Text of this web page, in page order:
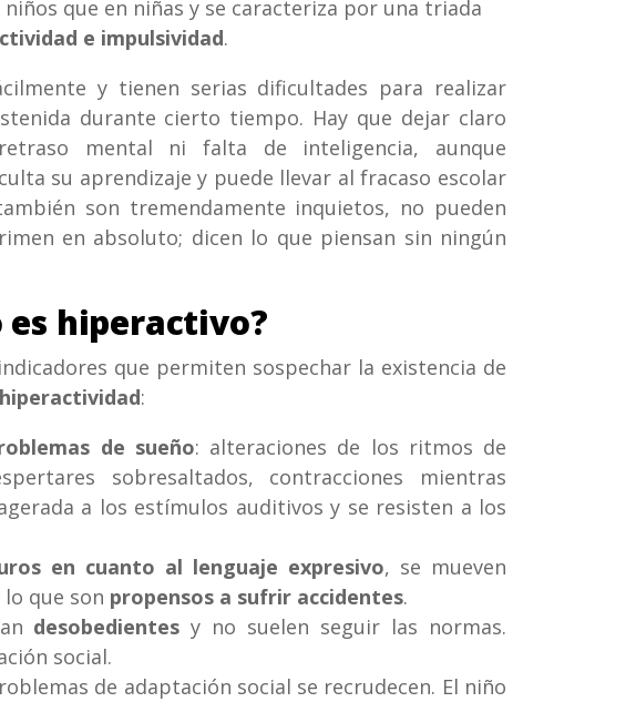
que en niñas y se caracteriza por una triada
e impulsividad.
y tienen serias dificultades para realizar
durante cierto tiempo. Hay que dejar claro
mental ni falta de inteligencia, aunque
su aprendizaje y puede llevar al fracaso escolar
son tremendamente inquietos, no pueden
en absoluto; dicen lo que piensan sin ningún
es hiperactivo?
que permiten sospechar la existencia de
hiperactividad:
de sueño: alteraciones de los ritmos de
sobresaltados, contracciones mientras
a los estímulos auditivos y se resisten a los
en cuanto al lenguaje expresivo, se mueven
que son propensos a sufrir accidentes.
desobedientesy no suelen seguir las normas.
social.
de adaptación social se recrudecen. El niño